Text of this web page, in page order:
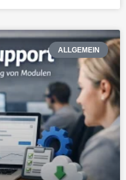
ALLGEMEIN